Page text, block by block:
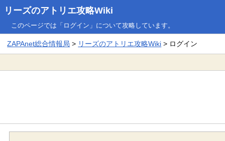
リーズのアトリエ攻略Wiki
このページでは「ログイン」について攻略しています。
ZAPAnet総合情報局 > リーズのアトリエ攻略Wiki > ログイン